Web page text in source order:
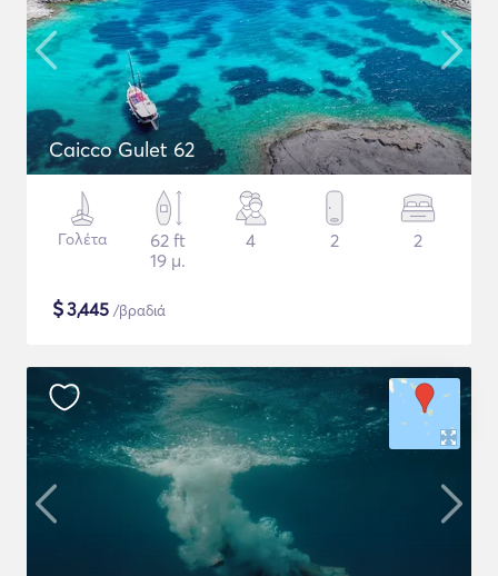
Caicco Gulet 62
Γολέτα
62 ft
19 μ.
4 2 2
$3,445 /βραδιά